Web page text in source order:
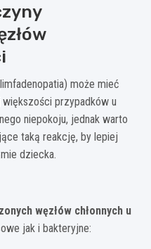
może mieć
przypadków u
niepokoju, jednak warto
taką reakcję, by lepiej
dziecka.
węzłów chłonnych u
jak i bakteryjne: